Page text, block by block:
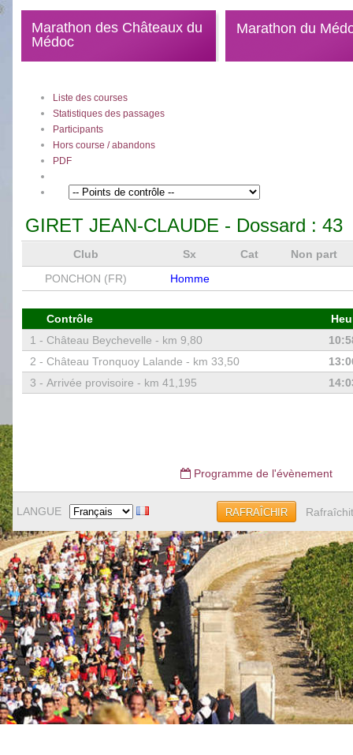
Marathon des Châteaux du
Médoc
Marathon du
Liste des courses
Statistiques des passages
Participants
Hors course / abandons
PDF
GIRET JEAN-CLAUDE - Dossard : 43
Club Sx Cat
Non part
PONCHON (FR)
Homme
Contrôle
1 - Château Beychevelle - km 9,80
2 - Château Tronquoy Lalande - km 33,50
3 - Arrivée provisoire - km 41,195
Programme de l'évènement
LANGUE RAFRAÎCHIR